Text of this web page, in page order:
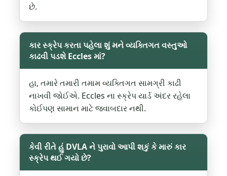
છે.
કાર સ્ક્રેપ કરતા પહેલા શું મને વ્યક્તિગત વસ્તુઓ
કાઢવી પડશે Eccles માં?
હા, તમારે તમારી તમામ વ્યક્તિગત સામગ્રી કાઢી
નાખવી જોઈએ. Eccles ના સ્ક્રેપ યાર્ડ અંદર રહેલા
કોઈપણ સામાન માટે જવાબદાર નથી.
કેવી રીતે હું DVLA ને પુરાવો આપી શકું કે મારું કાર
સ્ક્રેપ થઈ ગયો છે?